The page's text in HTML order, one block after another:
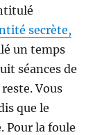
secrète,
un temps
séances de
Vous
que le
Pour la foule